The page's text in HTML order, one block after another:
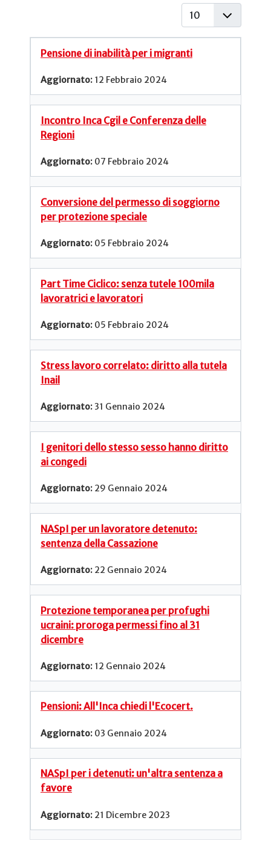
Visualizza #
Pensione di inabilità per i migranti
12 Febbraio 2024
Incontro Inca Cgil e Conferenza delle
Regioni
07 Febbraio 2024
Conversione del permesso di soggiorno
per protezione speciale
05 Febbraio 2024
Part Time Ciclico: senza tutele 100mila
lavoratrici e lavoratori
05 Febbraio 2024
Stress lavoro correlato: diritto alla tutela
Inail
31 Gennaio 2024
I genitori dello stesso sesso hanno diritto
ai congedi
29 Gennaio 2024
NASpI per un lavoratore detenuto:
sentenza della Cassazione
22 Gennaio 2024
Protezione temporanea per profughi
ucraini: proroga permessi fino al 31
dicembre
12 Gennaio 2024
Pensioni: All'Inca chiedi l'Ecocert.
03 Gennaio 2024
NASpI per i detenuti: un'altra sentenza a
favore
21 Dicembre 2023